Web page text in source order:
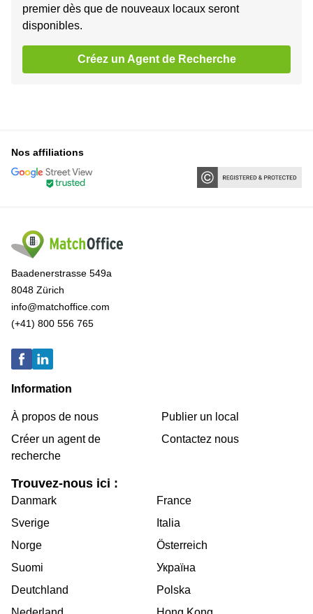
premier dès que de nouveaux locaux seront
disponibles.
Créez un Agent de Recherche
Nos affiliations
Baadenerstrasse 549a
8048 Zürich
info@matchoffice.com
(+41) 800 556 765
Information
À propos de nous
Créer un agent de
recherche
Publier un local
Contactez nous
Trouvez-nous ici :
Danmark
Sverige
Norge
Suomi
Deutchland
France
Italia
Österreich
Україна
Polska